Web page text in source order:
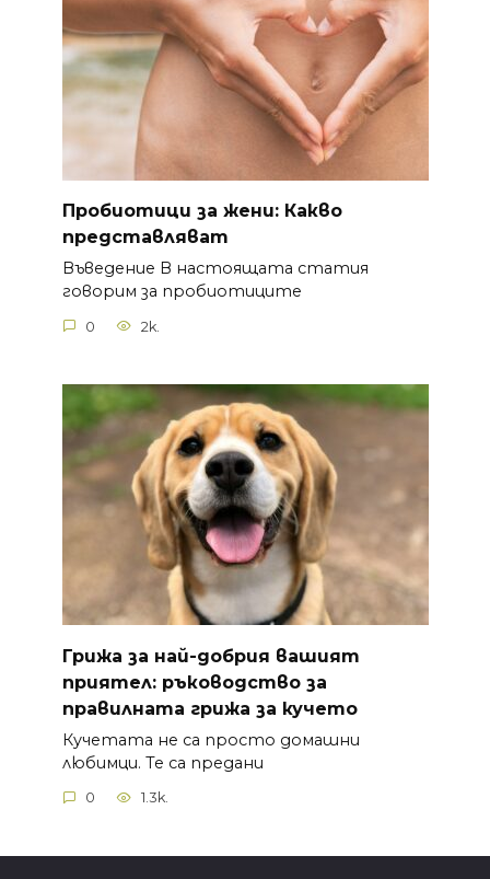
Пробиотици за жени: Какво
представляват
Въведение В настоящата статия
говорим за пробиотиците
0 2k.
Грижа за най-добрия вашият
приятел: ръководство за
правилната грижа за кучето
Кучетата не са просто домашни
любимци. Те са предани
0 1.3k.